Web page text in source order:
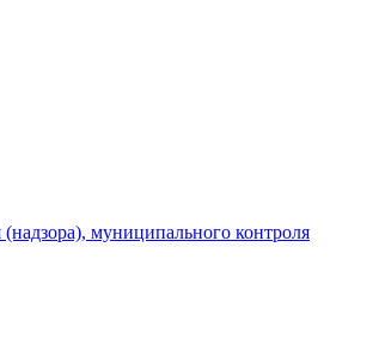
муниципального контроля